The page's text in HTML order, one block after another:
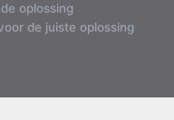
oplossing
de juiste oplossing